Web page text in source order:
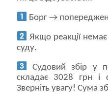
Борг →
Якщо реакції
суду.
Судовий збір у
складає 3028 грн і
Зверніть увагу! Сума